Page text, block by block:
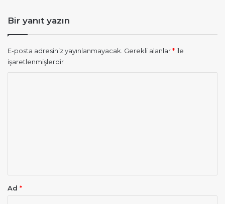
Bir yanıt yazın
E-posta adresiniz yayınlanmayacak. Gerekli alanlar* ile
işaretlenmişlerdir
Ad *